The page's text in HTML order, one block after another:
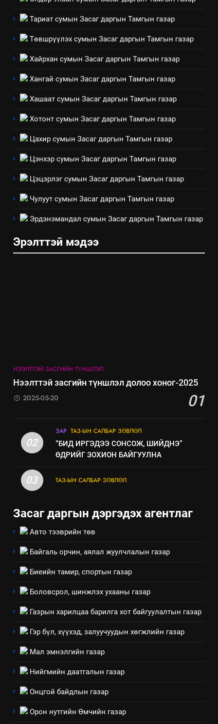
7
Үйл ажиллагаандаа мөрдөж
байгаа хууль тогтоомж
8
явуулж байгаа үйл ажиллагаа,
үйлдвэрлэл, үйлчилгээ,
ашиглаж байгаа техник,
технологийн хүн, мал, амьтны
үзүүлэх буюу үзүүлж байгаа
мэдээлэл
ИЛ ТОД БАЙДАЛ
Тариат сумын Засаг даргын Тамгын газар
Төвшрүүлэх сумын Засаг даргын Тамгын газар
Хайрхан сумын Засаг даргын Тамгын газар
Хангай сумын Засаг даргын Тамгын газар
Хашаат сумын Засаг даргын Тамгын газар
Хотонт сумын Засаг даргын Тамгын газар
Цахир сумын Засаг даргын Тамгын газар
Цэнхэр сумын Засаг даргын Тамгын газар
Цэцэрлэг сумын Засаг даргын Тамгын газар
Чулуут сумын Засаг даргын Тамгын газар
Эрдэнэмандал сумын Засаг даргын Тамгын газар
Эрэлттэй мэдээ
НЭЭЛТТЭЙ ЗАСГИЙН ТҮНШЛЭЛ
Нээлттэй засгийн түншлэл долоо хоног-2025
01
2025-05-20
02
ЗАР ТАЗ-ЫН САЛБАР ЗӨВЛӨЛ
“БИД ИРГЭДЭЭ СОНСОЖ, ШИЙДНЭ”
ӨДРИЙГ ЗОХИОН БАЙГУУЛНА
03 ТАЗ-ЫН САЛБАР ЗӨВЛӨЛ
. .
Засаг даргын дэргэдэх агентлаг
Авто тээврийн төв
Байгаль орчин, аялал жуулчлалын газар
Биеийн тамир, спортын газар
Боловсрол, шинжлэх ухааны газар
Газрын харилцаа барилга хот байгуулалтын газар
Гэр бүл, хүүхэд, залуучуудын хөгжлийн газар
Мал эмнэлгийн газар
Нийгмийн даатгалын газар
Онцгой байдлын газар
Орон нутгийн Өмчийн газар
“Шинэтгэлээр түүчээлсэн
салбар зөвлөл” аяны хүрээнд
Санхүүгийн тайланд хийсэн
аудитын дүгнэлт
7
байгаа хууль тогтоомж
8
явуулж байгаа үйл ажиллагаа,
үйлдвэрлэл, үйлчилгээ,
технологийн хүн, мал, амьтны
үзүүлэх буюу үзүүлж байгаа
нөлөөллийн талаарх
ИЛ ТОД БАЙДАЛ
Нээлттэй засгийн түншлэл
НЭЭЛТТЭЙ ЗАСГИЙН ТҮНШЛЭЛ
“БИД ИРГЭДЭЭ СОНСОЖ,
ШИЙДНЭ” ӨДРИЙГ ЗОХИОН
БАЙГУУЛНА